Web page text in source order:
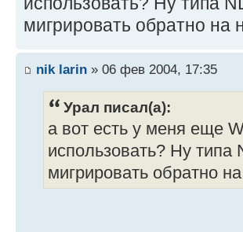
мигрировать обратно на
nik larin » 06 фев 2004, 17:35
Урал писал(а):
а вот есть у меня еще
использовать? Ну типа
мигрировать обратно